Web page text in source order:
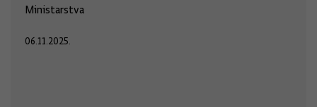
Ministarstva
06.11.2025.